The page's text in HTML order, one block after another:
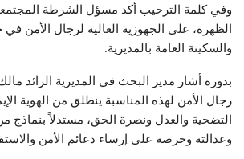
وفي كلمة الترحيب أكد مسؤل الشرطة
الظهرة، على الجهوزية العالية لرجال الأمن في
والسكينة العامة بالمديرية.
بدوره أشار مدير البحث في المديرية الرائد
رجال الأمن لهذه المناسبة ينطلق من الهوية
التضحية والعدل ونصرة الحق، مستدلاً بنماذج
وعدالته وحرصه على إرساء دعائم الأمن